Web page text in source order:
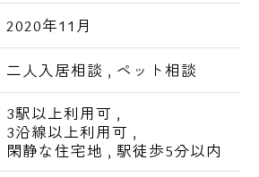
料
2020年11月
二人入居相談 , ペット相談
3駅以上利用可 ,
3沿線以上利用可 ,
閑静な住宅地 , 駅徒歩5分以内